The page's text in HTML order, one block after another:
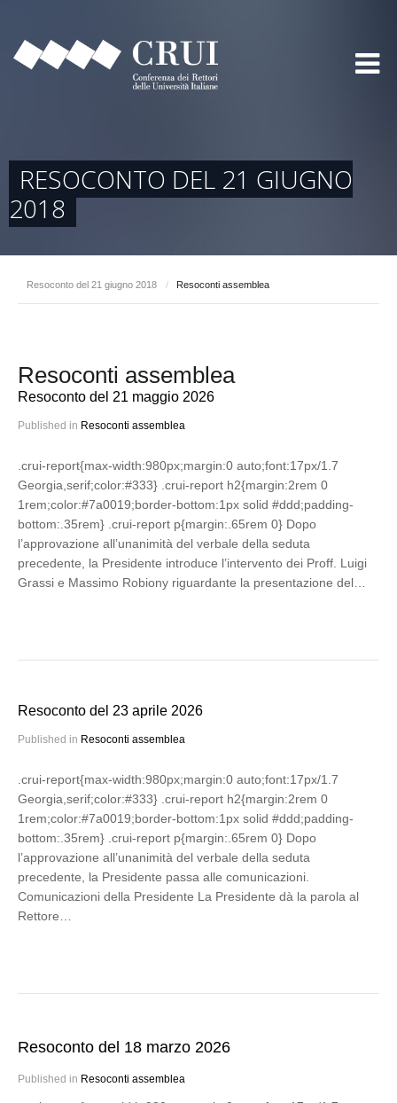
RESOCONTO DEL 21 GIUGNO
2018
Resoconto del 21 giugno 2018 / Resoconti assemblea
Resoconti assemblea
Resoconto del 21 maggio 2026
Published in Resoconti assemblea
.crui-report{max-width:980px;margin:0 auto;font:17px/1.7
Georgia,serif;color:#333} .crui-report h2{margin:2rem 0
1rem;color:#7a0019;border-bottom:1px solid #ddd;padding-
bottom:.35rem} .crui-report p{margin:.65rem 0} Dopo
l’approvazione all’unanimità del verbale della seduta
precedente, la Presidente introduce l’intervento dei Proff. Luigi
Grassi e Massimo Robiony riguardante la presentazione del…
Resoconto del 23 aprile 2026
Published in Resoconti assemblea
.crui-report{max-width:980px;margin:0 auto;font:17px/1.7
Georgia,serif;color:#333} .crui-report h2{margin:2rem 0
1rem;color:#7a0019;border-bottom:1px solid #ddd;padding-
bottom:.35rem} .crui-report p{margin:.65rem 0} Dopo
l’approvazione all’unanimità del verbale della seduta
precedente, la Presidente passa alle comunicazioni.
Comunicazioni della Presidente La Presidente dà la parola al
Rettore…
Resoconto del 18 marzo 2026
Published in Resoconti assemblea